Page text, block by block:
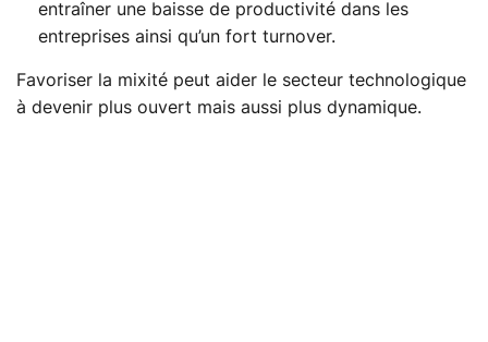
entraîner une baisse de productivité dans les
entreprises ainsi qu’un fort turnover.
Favoriser la mixité peut aider le secteur technologique
à devenir plus ouvert mais aussi plus dynamique.